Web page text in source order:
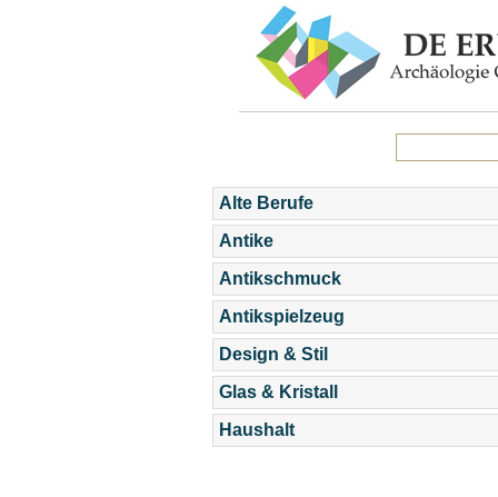
Alte Berufe
Antike
Antikschmuck
Antikspielzeug
Design & Stil
Glas & Kristall
Haushalt